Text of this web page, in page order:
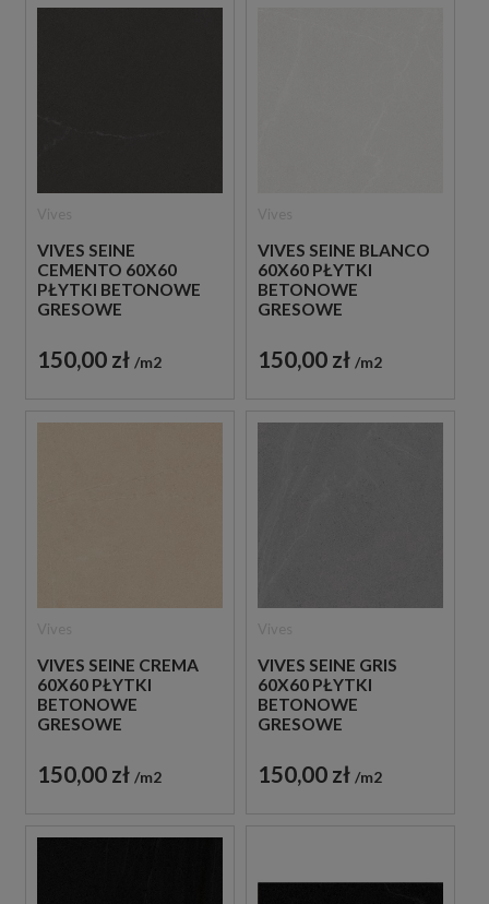
VIVES SEINE
CEMENTO 60X60
PŁYTKI BETONOWE
GRESOWE
150,00 zł m2
VIVES SEINE BLANCO
60X60 PŁYTKI
BETONOWE
GRESOWE
150,00 zł m2
VIVES SEINE CREMA
60X60 PŁYTKI
BETONOWE
GRESOWE
150,00 zł m2
VIVES SEINE GRIS
60X60 PŁYTKI
BETONOWE
GRESOWE
150,00 zł m2